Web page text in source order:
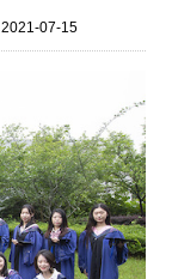
2021-07-15